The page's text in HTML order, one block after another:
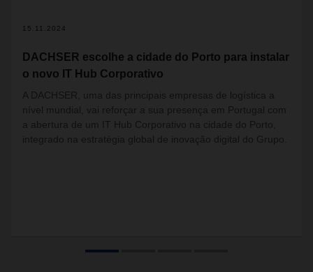
15.11.2024
DACHSER escolhe a cidade do Porto para instalar
o novo IT Hub Corporativo
A DACHSER, uma das principais empresas de logística a
nível mundial, vai reforçar a sua presença em Portugal com
a abertura de um IT Hub Corporativo na cidade do Porto,
integrado na estratégia global de inovação digital do Grupo.